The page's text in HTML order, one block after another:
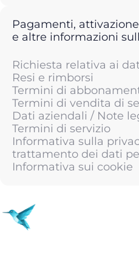
Pagamenti,
e altre informazioni
Richiesta relativa ai
Resi e rimborsi
Termini di
Termini di vendita di
Dati aziendali / Note
Termini di servizio
Informativa sulla
trattamento dei dati
Informativa sui cookie